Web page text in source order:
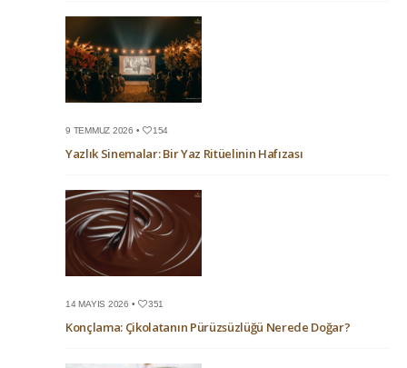
9 TEMMUZ 2026 • 154
Yazlık Sinemalar: Bir Yaz Ritüelinin Hafızası
14 MAYIS 2026 • 351
Konçlama: Çikolatanın Pürüzsüzlüğü Nerede Doğar?